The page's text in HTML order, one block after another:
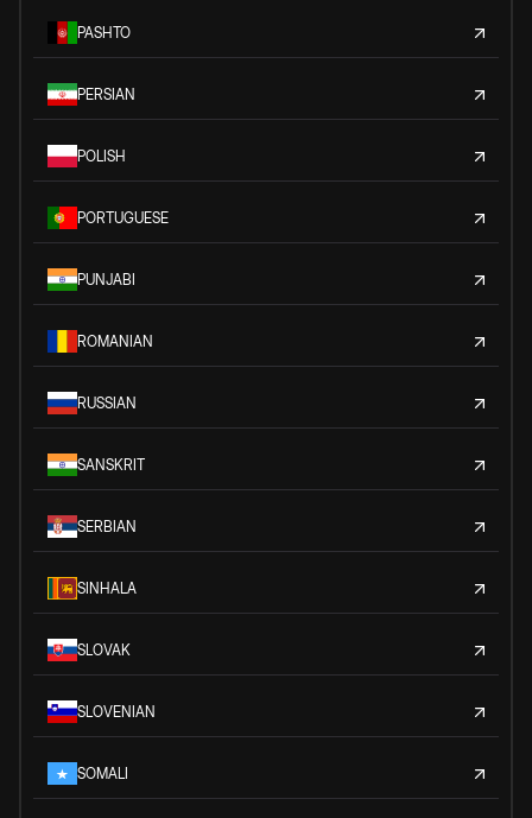
PASHTO
PERSIAN
POLISH
PORTUGUESE
PUNJABI
ROMANIAN
RUSSIAN
SANSKRIT
SERBIAN
SINHALA
SLOVAK
SLOVENIAN
SOMALI